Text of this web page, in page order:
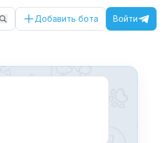
Добавить бота Войти